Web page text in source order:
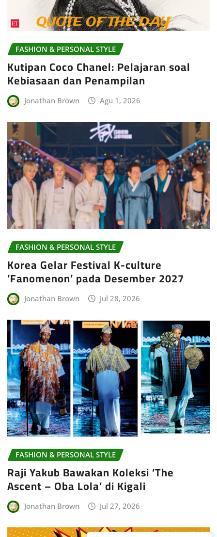
FASHION & PERSONAL STYLE
Kutipan Coco Chanel: Pelajaran soal
Kebiasaan dan Penampilan
Jonathan Brown Agu 1, 2026
FASHION & PERSONAL STYLE
Korea Gelar Festival K-culture
‘Fanomenon’ pada Desember 2027
Jonathan Brown Jul 28, 2026
FASHION & PERSONAL STYLE
Raji Yakub Bawakan Koleksi ‘The
Ascent – Oba Lola’ di Kigali
Jonathan Brown Jul 27, 2026